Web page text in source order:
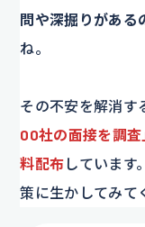
問や深掘りがある
ね。
その不安を解消す
00社の面接を調
料配布 しています
策に生かしてみて